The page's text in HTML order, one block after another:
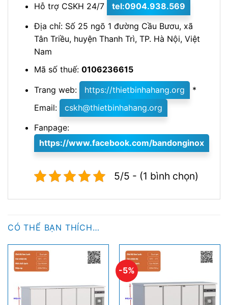
Hỗ trợ CSKH 24/7
tel:0904.938.569
Địa chỉ: Số 25 ngõ 1 đường Cầu Bươu, xã
Tân Triều, huyện Thanh Trì, TP. Hà Nội, Việt
Nam
Mã số thuế: 0106236615
Trang web:
https://thietbinhahang.org
*
Email:
cskh@thietbinhahang.org
Fanpage:
https://www.facebook.com/bandonginox
5/5 - (1 bình chọn)
CÓ THỂ BẠN THÍCH…
-5%